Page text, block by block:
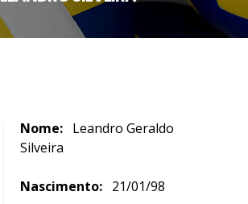
Nome: Leandro Geraldo
Silveira
Nascimento: 21/01/98